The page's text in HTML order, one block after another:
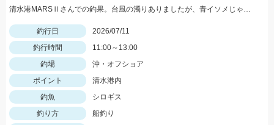
清水港MARSⅡさんでの釣果。台風の濁りありましたが、青イソメじゃないと当たらない💦しっかり底をさびけば釣れます。オモリは15～30号
釣行日
2026/07/11
釣行時間
11:00～13:00
釣場
沖・オフショア
ポイント
清水港内
釣魚
シロギス
釣り方
船釣り